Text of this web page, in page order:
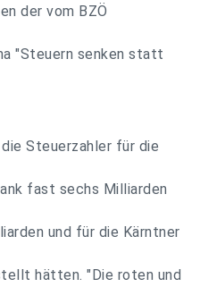
der vom BZÖ
"Steuern senken statt
Steuerzahler für die
fast sechs Milliarden
und für die Kärntner
hätten. "Die roten und